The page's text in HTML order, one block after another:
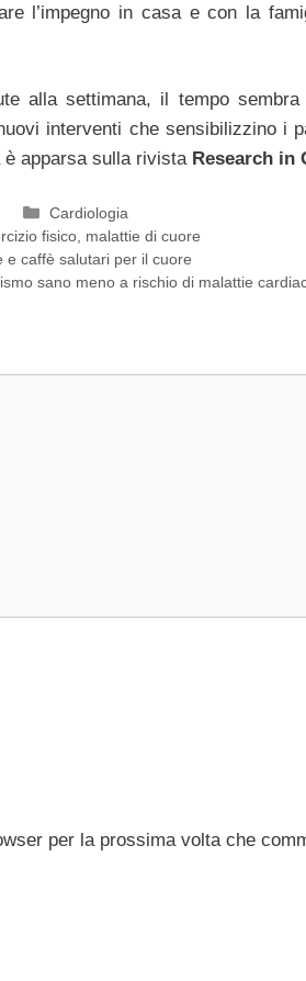
l’impegno in casa e con la
alla settimana, il tempo
interventi che sensibilizzino i
è apparsa sulla rivista Research in
Categorie
Cardiologia
fisico malattie di cuore
e caffè salutari per il cuore
sano meno a rischio di malattie
per la prossima volta che